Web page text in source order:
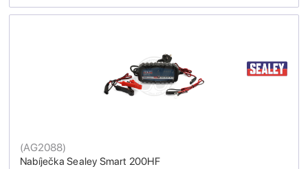
Nabíječka Sealey Smart 200HF
(AG2088)